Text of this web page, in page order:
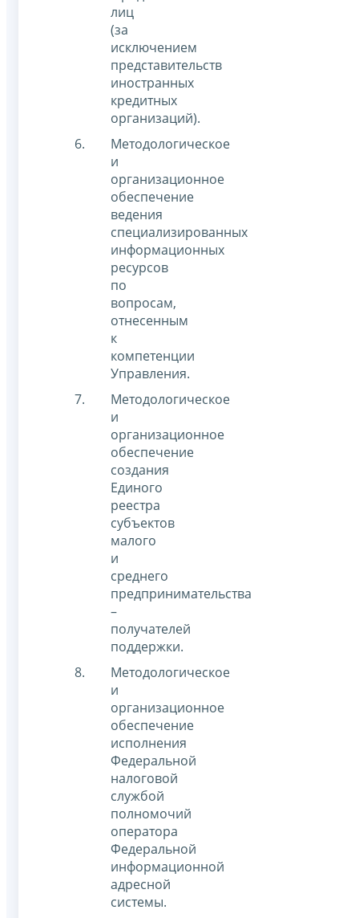
лиц
(за
исключением
представительств
иностранных
кредитных
организаций).
Методологическое
и
организационное
обеспечение
ведения
специализированных
информационных
ресурсов
по
вопросам,
отнесенным
к
компетенции
Управления.
Методологическое
и
организационное
обеспечение
создания
Единого
реестра
субъектов
малого
и
среднего
предпринимательства
–
получателей
поддержки.
Методологическое
и
организационное
обеспечение
исполнения
Федеральной
налоговой
службой
полномочий
оператора
Федеральной
информационной
адресной
системы.